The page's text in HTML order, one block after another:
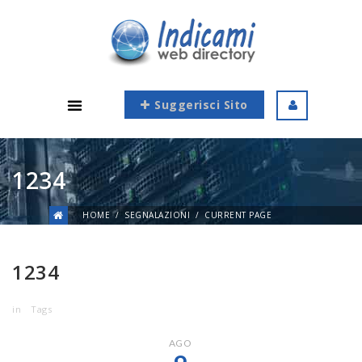
Suggerisci Sito
1234
HOME SEGNALAZIONI CURRENT PAGE
1234
in Tags
AGO